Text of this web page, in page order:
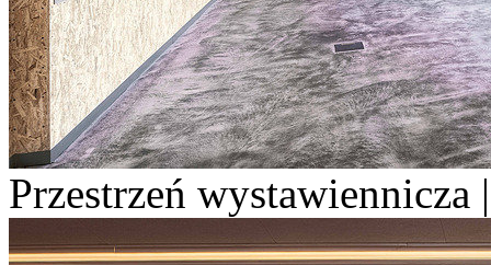
Przestrzeń